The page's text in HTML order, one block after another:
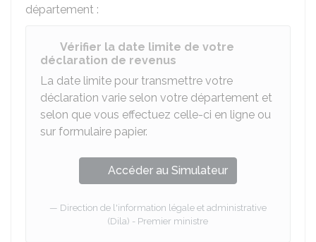
département :
Vérifier la date limite de votre
déclaration de revenus
La date limite pour transmettre votre
déclaration varie selon votre département et
selon que vous effectuez celle-ci en ligne ou
sur formulaire papier.
Accéder au Simulateur
Direction de l'information légale et administrative
(Dila) - Premier ministre